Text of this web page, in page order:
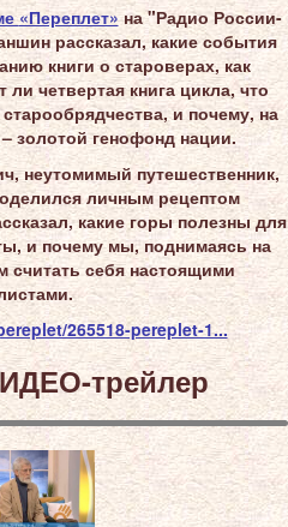
«Переплет»на "Радио России-
рассказал, какие события
книги о староверах, как
четвертая книга цикла, что
и почему, на
золотой генофонд нации.
неутомимый путешественник,
личным рецептом
какие горы полезны для
и почему мы, поднимаясь на
считать себя настоящими
265518-pereplet-1...
трейлер